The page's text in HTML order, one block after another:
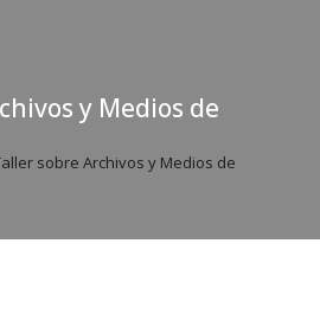
y Medios de
sobre Archivos y Medios de